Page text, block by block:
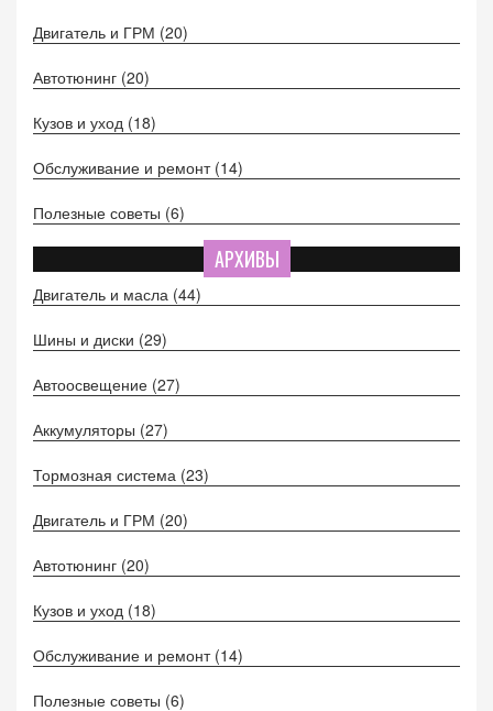
Двигатель и ГРМ (20)
Автотюнинг (20)
Кузов и уход (18)
Обслуживание и ремонт (14)
Полезные советы (6)
АРХИВЫ
Двигатель и масла (44)
Шины и диски (29)
Автоосвещение (27)
Аккумуляторы (27)
Тормозная система (23)
Двигатель и ГРМ (20)
Автотюнинг (20)
Кузов и уход (18)
Обслуживание и ремонт (14)
Полезные советы (6)